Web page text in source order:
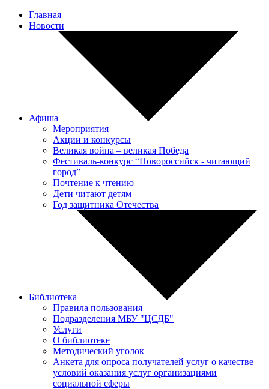
Главная
Новости
Афиша
Мероприятия
Акции и конкурсы
Великая война – великая Победа
Фестиваль-конкурс “Новороссийск - читающий
город”
Почтение к чтению
Дети читают детям
Год защитника Отечества
Библиотека
Правила пользования
Подразделения МБУ "ЦСДБ"
Услуги
О библиотеке
Методический уголок
Анкета для опроса получателей услуг о качестве
условий оказания услуг организациями
социальной сферы